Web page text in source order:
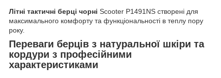
Літні тактичні берці чорні Scooter P1491NS створені для
максимального комфорту та функціональності в теплу пору
року.
Переваги берців з натуральної шкіри та
кордури з професійними
характеристиками